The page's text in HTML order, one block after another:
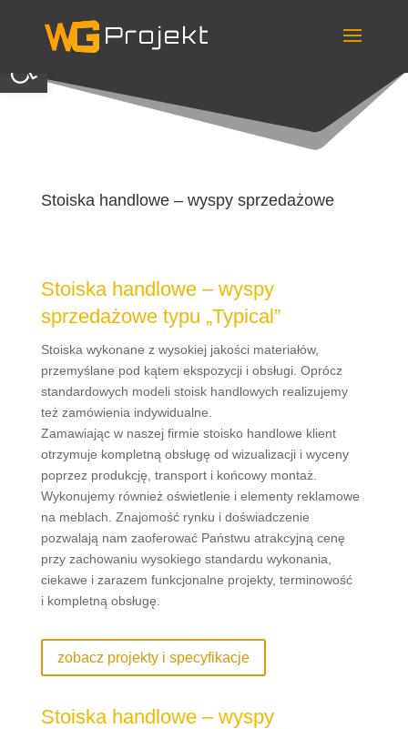
Otwórz pasek narzędzi
content
Stoiska handlowe – wyspy sprzedażowe
Stoiska handlowe – wyspy
sprzedażowe typu „Typical”
Stoiska wykonane z wysokiej jakości materiałów,
przemyślane pod kątem ekspozycji i obsługi. Oprócz
standardowych modeli stoisk handlowych realizujemy
też zamówienia indywidualne.
Zamawiając w naszej firmie stoisko handlowe klient
otrzymuje kompletną obsługę od wizualizacji i wyceny
poprzez produkcję, transport i końcowy montaż.
Wykonujemy również oświetlenie i elementy reklamowe
na meblach. Znajomość rynku i doświadczenie
pozwalają nam zaoferować Państwu atrakcyjną cenę
przy zachowaniu wysokiego standardu wykonania,
ciekawe i zarazem funkcjonalne projekty, terminowość
i kompletną obsługę.
zobacz projekty i specyfikacje
Stoiska handlowe – wyspy